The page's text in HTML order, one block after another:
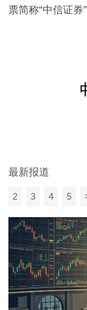
票简称“中信证券
最新报道
2 3 4 5